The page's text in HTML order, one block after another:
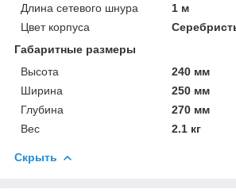
Длина сетевого шнура
1 м
Цвет корпуса
Габаритные размеры
Высота
240 мм
Ширина
250 мм
Глубина
270 мм
Вес
2.1 кг
Скрыть